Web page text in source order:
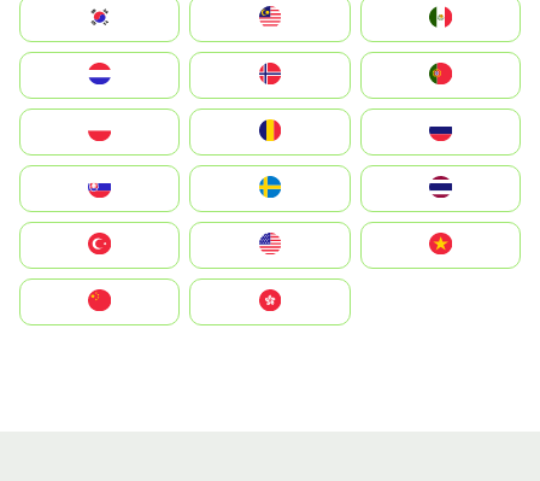
South Korea
United States
中國香港特別行政區